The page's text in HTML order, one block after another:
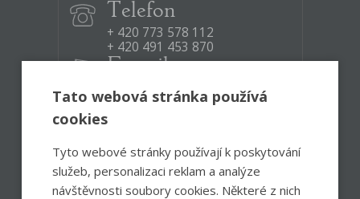
Telefon
+ 420 773 578 112
+ 420 491 453 870
E-mail
infocentrum@ceskoskalicko.cz
8:30 – 12:00, 12:30 – 17:00
8:00 – 13:00
Tato webová stránka používá
cookies
Tyto webové stránky používají k poskytování
služeb, personalizaci reklam a analýze
návštěvnosti soubory cookies. Některé z nich